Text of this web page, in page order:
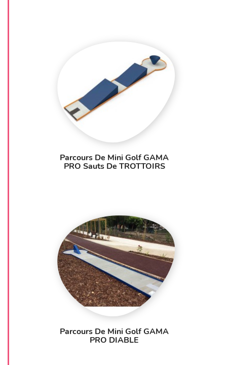
Parcours De Mini Golf GAMA
PRO Sauts De TROTTOIRS
Parcours De Mini Golf GAMA
PRO DIABLE